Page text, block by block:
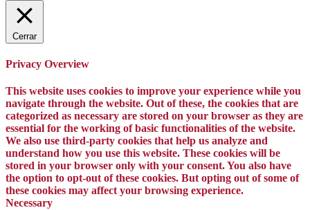
Cerrar
Privacy Overview
This website uses cookies to improve your experience while you
navigate through the website. Out of these, the cookies that are
categorized as necessary are stored on your browser as they are
essential for the working of basic functionalities of the website.
We also use third-party cookies that help us analyze and
understand how you use this website. These cookies will be
stored in your browser only with your consent. You also have
the option to opt-out of these cookies. But opting out of some of
these cookies may affect your browsing experience.
Necessary